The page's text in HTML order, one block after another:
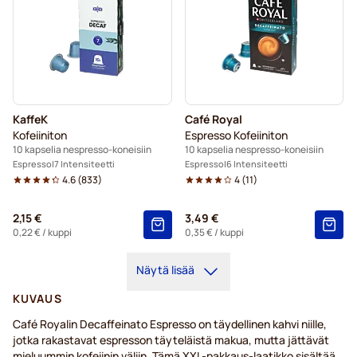
KaffeK
Kofeiiniton
10 kapselia nespresso-koneisiin
Espresso 7 Intensiteetti
4.6(833)
2,15 €
0,22 €/ kuppi
Café Royal
Espresso Kofeiiniton
10 kapselia nespresso-koneisiin
Espresso 6 Intensiteetti
4(11)
3,49 €
0,35 €/ kuppi
Näytä lisää
KUVAUS
Café Royalin Decaffeinato Espresso on täydellinen kahvi niille,
jotka rakastavat espresson täyteläistä makua, mutta jättävät